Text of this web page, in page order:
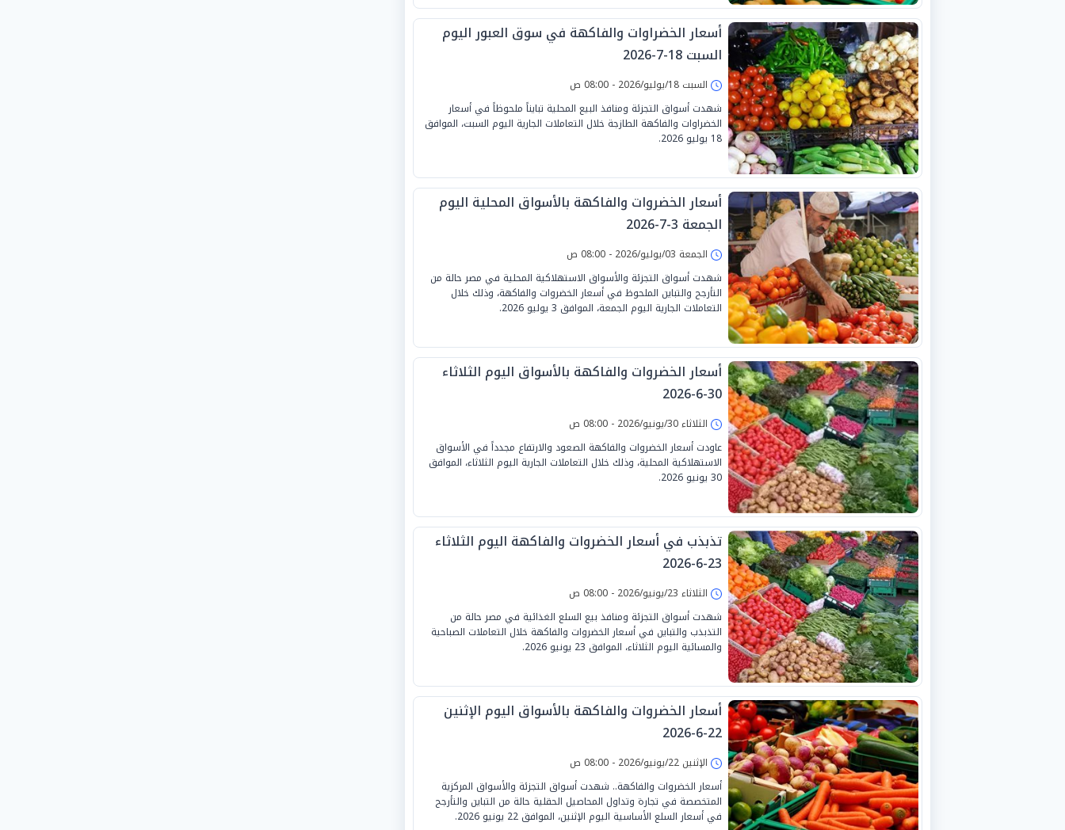
أسعار الخضراوات والفاكهة في سوق العبور اليوم
السبت 18-7-2026
السبت 18/يوليو/2026 - 08:00 ص
شهدت أسواق التجزئة ومنافذ البيع المحلية تبايناً ملحوظاً في أسعار
الخضراوات والفاكهة الطازجة خلال التعاملات الجارية اليوم السبت، الموافق
18 يوليو 2026.
أسعار الخضروات والفاكهة بالأسواق المحلية اليوم
الجمعة 3-7-2026
الجمعة 03/يوليو/2026 - 08:00 ص
شهدت أسواق التجزئة والأسواق الاستهلاكية المحلية في مصر حالة من
التأرجح والتباين الملحوظ في أسعار الخضروات والفاكهة، وذلك خلال
التعاملات الجارية اليوم الجمعة، الموافق 3 يوليو 2026.
أسعار الخضروات والفاكهة بالأسواق اليوم الثلاثاء
30-6-2026
الثلاثاء 30/يونيو/2026 - 08:00 ص
عاودت أسعار الخضروات والفاكهة الصعود والارتفاع مجدداً في الأسواق
الاستهلاكية المحلية، وذلك خلال التعاملات الجارية اليوم الثلاثاء، الموافق
30 يونيو 2026.
تذبذب في أسعار الخضروات والفاكهة اليوم الثلاثاء
23-6-2026
الثلاثاء 23/يونيو/2026 - 08:00 ص
شهدت أسواق التجزئة ومنافذ بيع السلع الغذائية في مصر حالة من
التذبذب والتباين في أسعار الخضروات والفاكهة خلال التعاملات الصباحية
والمسائية اليوم الثلاثاء، الموافق 23 يونيو 2026.
أسعار الخضروات والفاكهة بالأسواق اليوم الإثنين
22-6-2026
الإثنين 22/يونيو/2026 - 08:00 ص
أسعار الخضروات والفاكهة.. شهدت أسواق التجزئة والأسواق المركزية
المتخصصة في تجارة وتداول المحاصيل الحقلية حالة من التباين والتأرجح
في أسعار السلع الأساسية اليوم الإثنين، الموافق 22 يونيو 2026.